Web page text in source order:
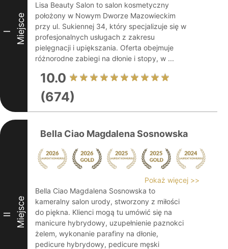
I Miejsce
Lisa Beauty Salon to salon kosmetyczny
położony w Nowym Dworze Mazowieckim
przy ul. Sukiennej 34, który specjalizuje się w
profesjonalnych usługach z zakresu
pielęgnacji i upiększania. Oferta obejmuje
różnorodne zabiegi na dłonie i stopy, w ...
10.0
(674)
II Miejsce
Bella Ciao Magdalena Sosnowska
Pokaż więcej >>
Bella Ciao Magdalena Sosnowska to
kameralny salon urody, stworzony z miłości
do piękna. Klienci mogą tu umówić się na
manicure hybrydowy, uzupełnienie paznokci
żelem, wykonanie parafiny na dłonie,
pedicure hybrydowy, pedicure męski